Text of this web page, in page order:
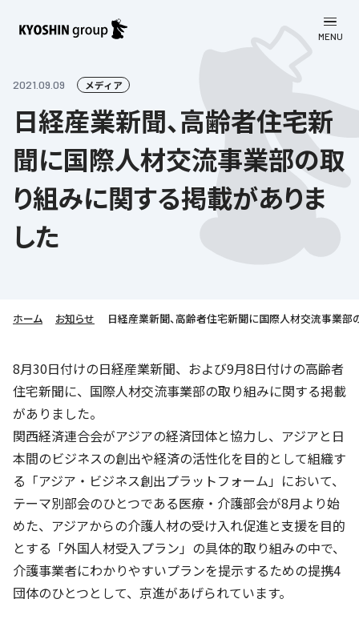
MENU
会社案内
会社案内
企業理念
教育理念
Company’s Profile
沿革
社歌
本社所在地
京進グループが目指す姿
子会社および関係会社
フランチャイズ事業
ソーシャルメディア公式アカウント
事業一覧
学習塾
学びの成果
育児・暮らし
京進グループの事業所
京進グループについて
サステナビリティ
労働環境向上の取り組み
社会貢献活動
ミャンマーへの支援活動
オリジナルバッグプロジェクト
清華・京進発展フォーラム
立木奨学金
価値創造の取り組み
株主・投資家向け情報
株主・株式関連情報
株主・投資家の皆さまへ
ビジョン／経営方針
連結業績・財務
IRライブラリー
IRカレンダー
ディスクロージャーポリシー
よくあるご質問
採用情報
京進リクルートInstagram
新卒採用情報
新卒採用デジタルパンフレット
中途採用
講師（アルバイト）募集
保育事業 採用
日本語教育事業 採用
介護事業 採用
お問い合わせ
個人情報保護方針
特別警報発令時の授業について
Copyright © KYOSHIN Co., Ltd. All rights reserved.
2021.09.09 メディア
日経産業新聞、高齢者住宅新
聞に国際人材交流事業部の取
り組みに関する掲載がありま
した
ホーム お知らせ 日経産業新聞、高齢者住宅新聞に国際人材交流事業部
8月30日付けの日経産業新聞、および9月8日付けの高齢者
住宅新聞に、国際人材交流事業部の取り組みに関する掲載
がありました。
関西経済連合会がアジアの経済団体と協力し、アジアと日
本間のビジネスの創出や経済の活性化を目的として組織す
る「アジア・ビジネス創出プラットフォーム」において、
テーマ別部会のひとつである医療・介護部会が8月より始
めた、アジアからの介護人材の受け入れ促進と支援を目的
とする「外国人材受入プラン」の具体的取り組みの中で、
介護事業者にわかりやすいプランを提示するための提携4
団体のひとつとして、京進があげられています。